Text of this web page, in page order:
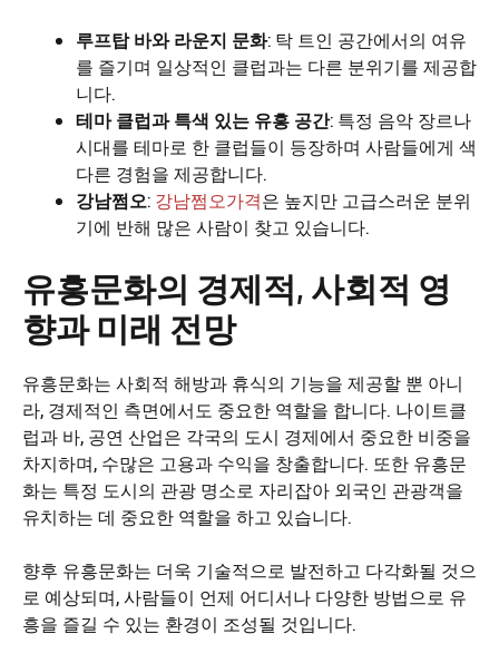
루프탑 바와 라운지 문화: 탁 트인 공간에서의 여유
를 즐기며 일상적인 클럽과는 다른 분위기를 제공합
니다.
테마 클럽과 특색 있는 유흥 공간: 특정 음악 장르나
시대를 테마로 한 클럽들이 등장하며 사람들에게 색
다른 경험을 제공합니다.
강남쩜오: 강남쩜오가격은 높지만 고급스러운 분위
기에 반해 많은 사람이 찾고 있습니다.
유흥문화의 경제적, 사회적 영
향과 미래 전망
유흥문화는 사회적 해방과 휴식의 기능을 제공할 뿐 아니
라, 경제적인 측면에서도 중요한 역할을 합니다. 나이트클
럽과 바, 공연 산업은 각국의 도시 경제에서 중요한 비중을
차지하며, 수많은 고용과 수익을 창출합니다. 또한 유흥문
화는 특정 도시의 관광 명소로 자리잡아 외국인 관광객을
유치하는 데 중요한 역할을 하고 있습니다.
향후 유흥문화는 더욱 기술적으로 발전하고 다각화될 것으
로 예상되며, 사람들이 언제 어디서나 다양한 방법으로 유
흥을 즐길 수 있는 환경이 조성될 것입니다.